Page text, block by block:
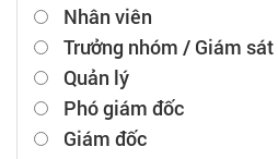
Nhân viên
Trưởng nhóm / Giám sát
Quản lý
Phó giám đốc
Giám đốc